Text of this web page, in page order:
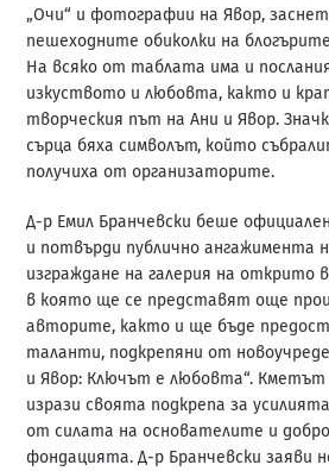
„Очи“ и фотографии на Явор,
пешеходните обиколки на
На всяко от таблата има и
изкуството и любовта, както и
творческия път на Ани и Явор.
сърца бяха символът, който
получиха от организаторите.
Д-р Емил Бранчевски беше
и потвърди публично ангажимента
изграждане на галерия на открито
в която ще се представят още
авторите, както и ще бъде
таланти, подкрепяни от
и Явор: Ключът е любовта“. Кметът
изрази своята подкрепа за
от силата на основателите и
фондацията. Д-р Бранчевски заяви